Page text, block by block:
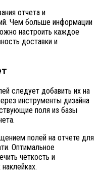
отчета и
Чем больше информации
настроить каждое
доставки и
следует добавить их на
инструменты дизайна
поля из базы
полей на отчете для
Оптимальное
четкость и